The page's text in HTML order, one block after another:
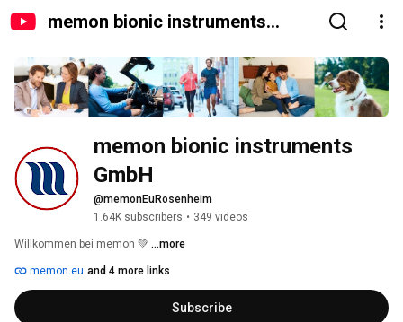
memon bionic instruments
memon bionic instruments
GmbH
@memonEuRosenheim
1.64K subscribers • 349 videos
Willkommen bei memon 💚 ...more
memon.eu and 4 more links
Subscribe